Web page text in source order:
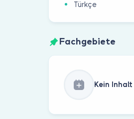
Türkçe
Fachgebiete
Kein